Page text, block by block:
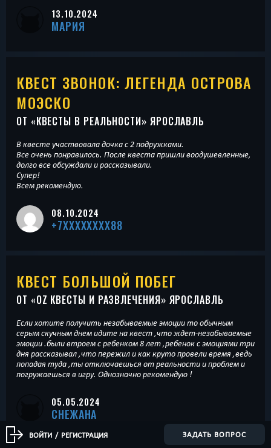
13.10.2024
МАРИЯ
КВЕСТ ЗВОНОК: ЛЕГЕНДА ОСТРОВА
МОЭСКО
ОТ «КВЕСТЫ В РЕАЛЬНОСТИ» ЯРОСЛАВЛЬ
В квесте участвовала дочка с 2 подружками.
Все очень понравилось. После квеста пришли воодушевленные,
долго все обсуждали и рассказывали.
Супер!
Всем рекомендую.
08.10.2024
+7XXXXXXXX88
КВЕСТ БОЛЬШОЙ ПОБЕГ
ОТ «OZ КВЕСТЫ И РАЗВЛЕЧЕНИЯ» ЯРОСЛАВЛЬ
Если хотите получить незабываемые эмоции то обычным
серым скучным днем идите на квест ,что ждет-незабываемые
эмоции .были втроем с ребенком 8 лет ,ребенок с эмоциями три
дня рассказывал ,что пережил и как круто провели время ,ведь
попадая туда ,ты отключаешься от реальности и проблем и
погружаешься в игру. Однозначно рекомендую !
05.05.2024
СНЕЖАНА
ВОЙТИ / РЕГИСТРАЦИЯ ЗАДАТЬ ВОПРОС